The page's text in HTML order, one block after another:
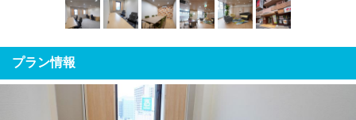
プラン情報